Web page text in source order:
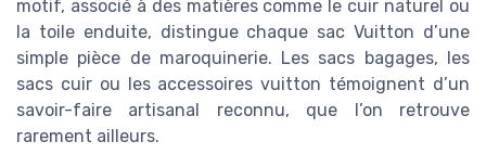
motif, associé à des matières comme le cuir naturel ou
la toile enduite, distingue chaque sac Vuitton d’une
simple pièce de maroquinerie. Les sacs bagages, les
sacs cuir ou les accessoires vuitton témoignent d’un
savoir-faire artisanal reconnu, que l’on retrouve
rarement ailleurs.